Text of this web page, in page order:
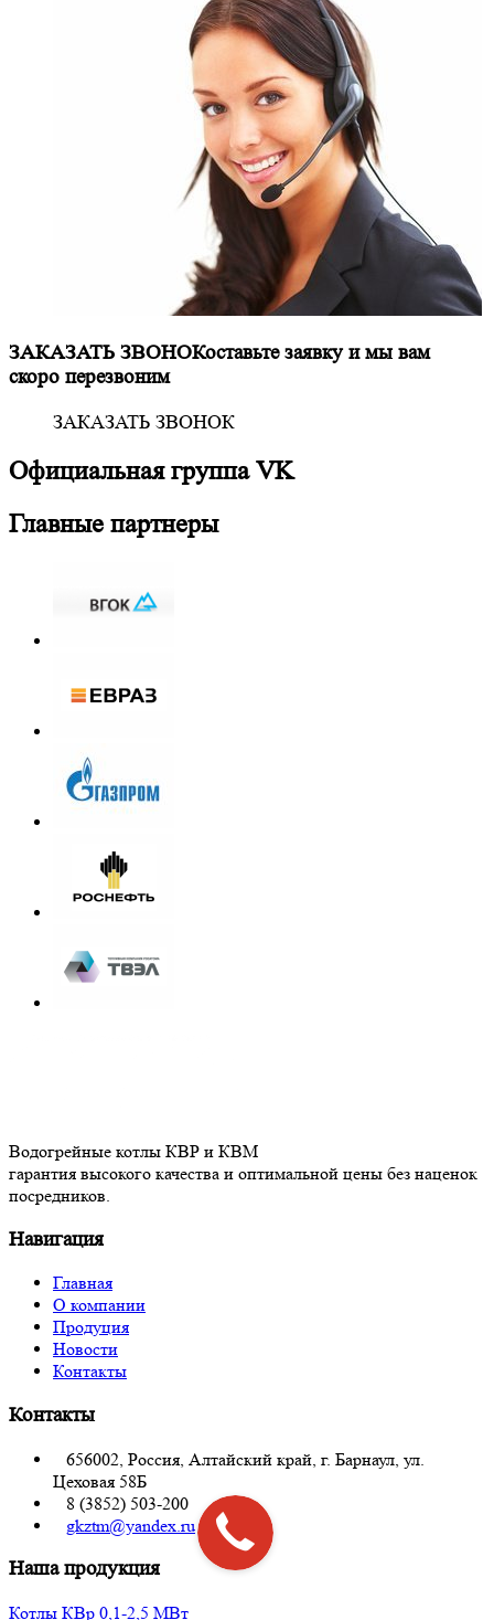
ЗАКАЗАТЬ ЗВОНОКоставьте заявку и мы вам
скоро перезвоним
ЗАКАЗАТЬ ЗВОНОК
Официальнаягруппа VK
Главные партнеры
Водогрейные котлы КВР и КВМ
гарантия высокого качества и оптимальной цены без наценок
посредников.
Навигация
Главная
О компании
Продуция
Новости
Контакты
Контакты
656002, Россия, Алтайский край, г. Барнаул, ул.
Цеховая 58Б
8 (3852) 503-200
gkztm@yandex.ru
Наша продукция
Котлы КВр 0,1-2,5 МВт